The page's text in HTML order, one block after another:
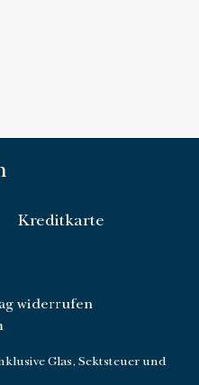
Kreditkarte
Glas, Sektsteuer und
widerrufen